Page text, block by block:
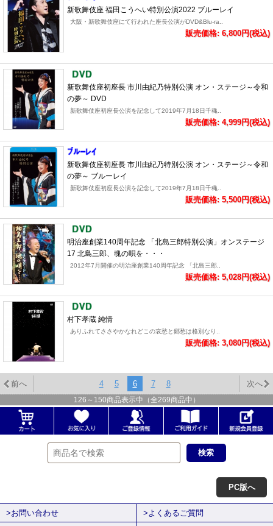
新歌舞伎座 福田こうへい特別公演2022 ブルーレイ
大阪・新歌舞伎座にて行われた座長公演がDVD&Blu-ra..
販売価格: 6,800円(税込)
新歌舞伎座初座長 市川由紀乃特別公演 オン・ステージ～令和
の夢～ DVD
新歌舞伎座初座長公演を記念して2019年7月18日千穐..
販売価格: 4,999円(税込)
新歌舞伎座初座長 市川由紀乃特別公演 オン・ステージ～令和
の夢～ ブルーレイ
新歌舞伎座初座長公演を記念して2019年7月18日千穐..
販売価格: 5,500円(税込)
明治座創業140周年記念 「北島三郎特別公演」オンステージ
17 北島三郎、魂の唄を・・・
2012年7月開催の明治座創業140周年記念 「北島三郎..
販売価格: 5,028円(税込)
村下孝蔵 純情
ありふれてささやかなれどこの哀愁と郷愁は格別なり..
販売価格: 3,080円(税込)
前へ 4 5 6 7 8 次へ
126 ～ 150商品表示中（全269商品中）
PC版へ
>お問い合わせ >よくあるご質問